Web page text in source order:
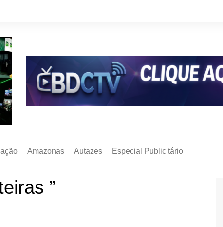
Amazonas Autazes Especial Publicitário
”